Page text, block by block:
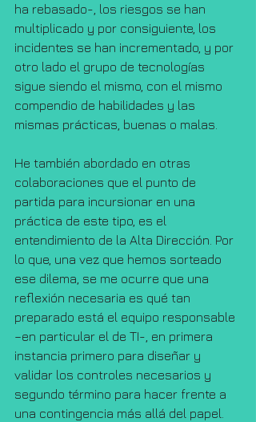
ha rebasado-, los riesgos se han
multiplicado y por consiguiente, los
incidentes se han incrementado, y por
otro lado el grupo de tecnologías
sigue siendo el mismo, con el mismo
compendio de habilidades y las
mismas prácticas, buenas o malas.
He también abordado en otras
colaboraciones que el punto de
partida para incursionar en una
práctica de este tipo, es el
entendimiento de la Alta Dirección. Por
lo que, una vez que hemos sorteado
ese dilema, se me ocurre que una
reflexión necesaria es qué tan
preparado está el equipo responsable
–en particular el de TI-, en primera
instancia primero para diseñar y
validar los controles necesarios y
segundo término para hacer frente a
una contingencia más allá del papel.